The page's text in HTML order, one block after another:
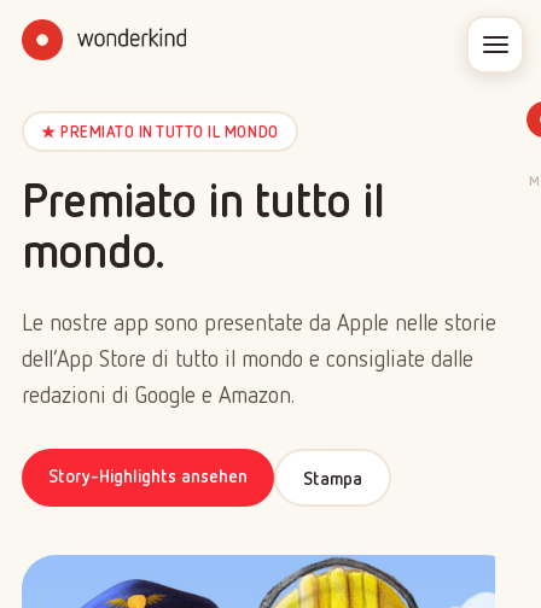
★ PREMIATO IN TUTTO IL MONDO
Premiato in tutto il
mondo.
Le nostre app sono presentate da Apple nelle storie
dell’App Store di tutto il mondo e consigliate dalle
redazioni di Google e Amazon.
Story-Highlights ansehen Stampa